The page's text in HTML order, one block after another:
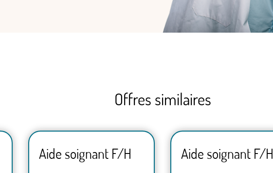
Offres similaires
Aide soignant F/H Aide soignant F/H